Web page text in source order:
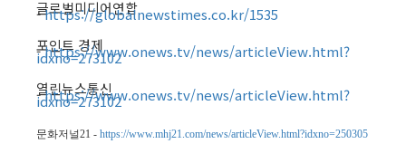
글로벌미디어연합
-https://globalnewstimes.co.kr/1535
포인트 경제
-https://www.onews.tv/news/articleView.html?
idxno=273102
열린뉴스통신
-https://www.onews.tv/news/articleView.html?
idxno=273102
문화저널21 - https://www.mhj21.com/news/articleView.html?idxno=250305